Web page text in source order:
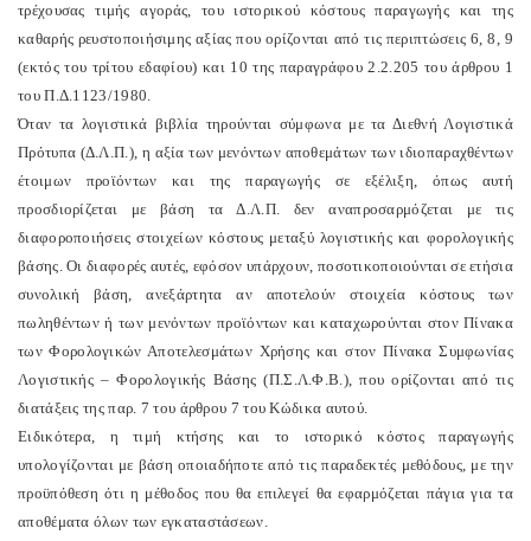
τρέχουσας τιμής αγοράς, του ιστορικού κόστους παραγωγής και της
καθαρής ρευστοποιήσιμης αξίας που ορίζονται από τις περιπτώσεις 6, 8, 9
(εκτός του τρίτου εδαφίου) και 10 της παραγράφου 2.2.205 του άρθρου 1
του Π.Δ.1123/1980.
Όταν τα λογιστικά βιβλία τηρούνται σύμφωνα με τα Διεθνή Λογιστικά
Πρότυπα (Δ.Λ.Π.), η αξία των μενόντων αποθεμάτων των ιδιοπαραχθέντων
έτοιμων προϊόντων και της παραγωγής σε εξέλιξη, όπως αυτή
προσδιορίζεται με βάση τα Δ.Λ.Π. δεν αναπροσαρμόζεται με τις
διαφοροποιήσεις στοιχείων κόστους μεταξύ λογιστικής και φορολογικής
βάσης. Οι διαφορές αυτές, εφόσον υπάρχουν, ποσοτικοποιούνται σε ετήσια
συνολική βάση, ανεξάρτητα αν αποτελούν στοιχεία κόστους των
πωληθέντων ή των μενόντων προϊόντων και καταχωρούνται στον Πίνακα
των Φορολογικών Αποτελεσμάτων Χρήσης και στον Πίνακα Συμφωνίας
Λογιστικής – Φορολογικής Βάσης (Π.Σ.Λ.Φ.Β.), που ορίζονται από τις
διατάξεις της παρ. 7 του άρθρου 7 του Κώδικα αυτού.
Ειδικότερα, η τιμή κτήσης και το ιστορικό κόστος παραγωγής
υπολογίζονται με βάση οποιαδήποτε από τις παραδεκτές μεθόδους, με την
προϋπόθεση ότι η μέθοδος που θα επιλεγεί θα εφαρμόζεται πάγια για τα
αποθέματα όλων των εγκαταστάσεων.